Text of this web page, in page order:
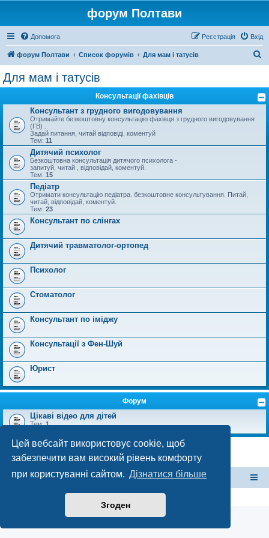
Цей вебсайт використовує cookie, щоб
забезпечити вам високий рівень комфорту
при користуванні сайтом. Дізнатися більше
Згоден
форум Полтави
Допомога Вхід
Реєстрація
форум Полтави Список форумів Для мам і татусів
у
Для мам і татусів
Консультації фахівців
Консультант з грудного вигодовування
Отримайте безкоштовну консультацію фахівця з грудного вигодовування
(ГВ) .
Задай питання, читай відповіді, коментуй
Тем: 11
Дитячий психолог
Безкоштовна консультація дитячого психолога -
запитуй, читай , відповідай, коментуй.
Тем: 15
Педіатр
Отримати консультацію педіатра. безкоштовне консультування. Питай,
читай, відповідай, коментуй.
Тем: 23
Консультант по слінгах
Дитячий травматолог-ортопед
Психолог
Стоматолог
Консультант по іміджу
Консультації з Фен-Шуй
Юрист
Форум
Цікаві відео для дітей
Тем:1
форум Полтави Список форумів
Конфіденційність|Умови